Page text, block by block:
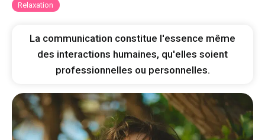
Relaxation
La communication constitue l'essence même
des interactions humaines, qu'elles soient
professionnelles ou personnelles.